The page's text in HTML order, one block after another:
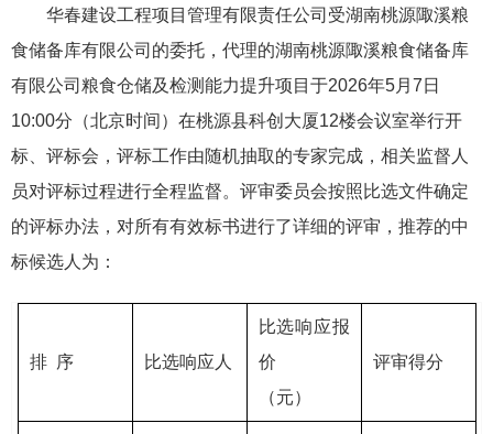
华春建设工程项目管理有限责任公司受湖南桃源陬溪粮
食储备库有限公司的委托，代理的湖南桃源陬溪粮食储备库
有限公司粮食仓储及检测能力提升项目于2026年5月7日
10:00分（北京时间）在桃源县科创大厦12楼会议室举行开
标、评标会，评标工作由随机抽取的专家完成，相关监督人
员对评标过程进行全程监督。评审委员会按照比选文件确定
的评标办法，对所有有效标书进行了详细的评审，推荐的中
标候选人为：
排 序 比选响应人
比选响应报
价
（元）
评审得分